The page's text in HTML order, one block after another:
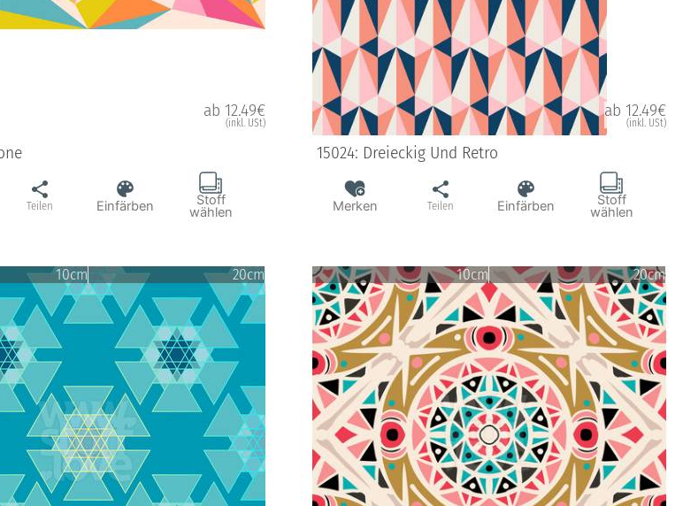
ab 12.49€
(inkl. USt)
Teilen Einfärben Stoff
wählen
ab 12.49€
(inkl. USt)
15024: Dreieckig Und Retro
Merken Teilen Einfärben Stoff
wählen
10cm 20cm 10cm 20cm